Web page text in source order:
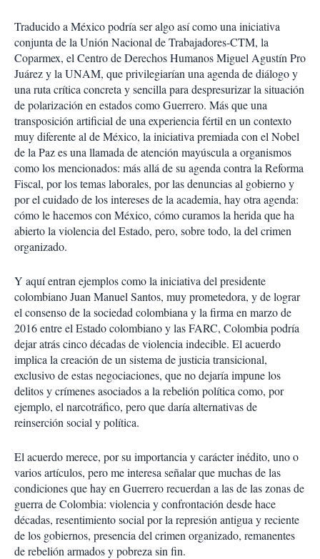
Traducido a México podría ser algo así como una iniciativa
conjunta de la Unión Nacional de Trabajadores-CTM, la
Coparmex, el Centro de Derechos Humanos Miguel Agustín Pro
Juárez y la UNAM, que privilegiarían una agenda de diálogo y
una ruta crítica concreta y sencilla para despresurizar la situación
de polarización en estados como Guerrero. Más que una
transposición artificial de una experiencia fértil en un contexto
muy diferente al de México, la iniciativa premiada con el Nobel
de la Paz es una llamada de atención mayúscula a organismos
como los mencionados: más allá de su agenda contra la Reforma
Fiscal, por los temas laborales, por las denuncias al gobierno y
por el cuidado de los intereses de la academia, hay otra agenda:
cómo le hacemos con México, cómo curamos la herida que ha
abierto la violencia del Estado, pero, sobre todo, la del crimen
organizado.
Y aquí entran ejemplos como la iniciativa del presidente
colombiano Juan Manuel Santos, muy prometedora, y de lograr
el consenso de la sociedad colombiana y la firma en marzo de
2016 entre el Estado colombiano y las FARC, Colombia podría
dejar atrás cinco décadas de violencia indecible. El acuerdo
implica la creación de un sistema de justicia transicional,
exclusivo de estas negociaciones, que no dejaría impune los
delitos y crímenes asociados a la rebelión política como, por
ejemplo, el narcotráfico, pero que daría alternativas de
reinserción social y política.
El acuerdo merece, por su importancia y carácter inédito, uno o
varios artículos, pero me interesa señalar que muchas de las
condiciones que hay en Guerrero recuerdan a las de las zonas de
guerra de Colombia: violencia y confrontación desde hace
décadas, resentimiento social por la represión antigua y reciente
de los gobiernos, presencia del crimen organizado, remanentes
de rebelión armados y pobreza sin fin.